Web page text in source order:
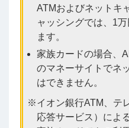
ATMおよびネットキ
ャッシングでは、1
ます。
家族カードの場合、
のマネーサイトでネ
はできません。
イオン銀行ATM、テ
応答サービス）によ